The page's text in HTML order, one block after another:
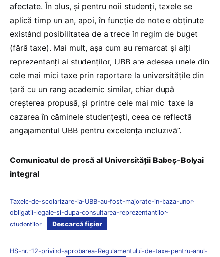
afectate. În plus, și pentru noii studenți, taxele se
aplică timp un an, apoi, în funcție de notele obținute
existând posibilitatea de a trece în regim de buget
(fără taxe). Mai mult, așa cum au remarcat și alți
reprezentanți ai studenților, UBB are adesea unele din
cele mai mici taxe prin raportare la universitățile din
țară cu un rang academic similar, chiar după
creșterea propusă, și printre cele mai mici taxe la
cazarea în căminele studențești, ceea ce reflectă
angajamentul UBB pentru excelența incluzivă”.
Comunicatul de presă al Universității Babeș-Bolyai
integral
Taxele-de-scolarizare-la-UBB-au-fost-majorate-in-baza-unor-
obligatii-legale-si-dupa-consultarea-reprezentantilor-
studentilor
Descarcă fișier
HS-nr.-12-privind-aprobarea-Regulamentului-de-taxe-pentru-anul-